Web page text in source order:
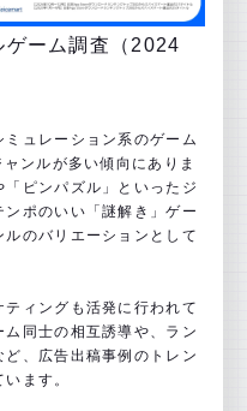
ゲーム調査（2024
ュレーション系のゲーム
ンルが多い傾向にありま
ピンパズル」といったジ
ポのいい「謎解き」ゲー
のバリエーションとして
ィングも活発に行われて
同士の相互誘導や、ラン
、広告出稿事例のトレン
ます。